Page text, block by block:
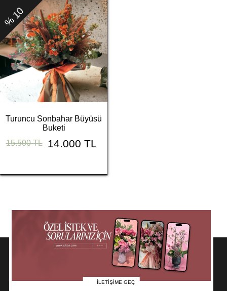
% 10
Turuncu Sonbahar Büyüsü
Buketi
15.500 TL
14.000 TL
İLETİŞİME GEÇ